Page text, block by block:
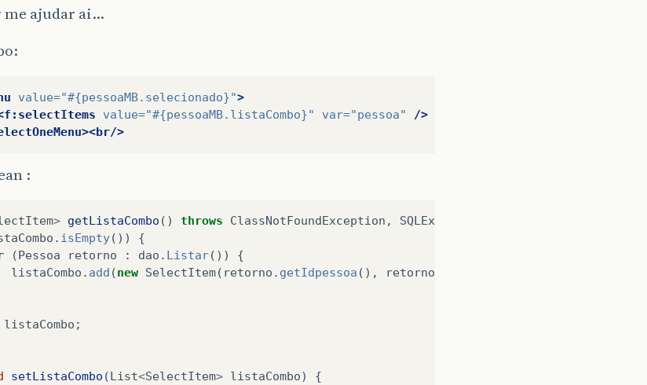
me ajudar ai…
value="#{pessoaMB.selecionado}">
value="#{pessoaMB.listaCombo}" var="pessoa"
/>
>
:
> getListaCombo () throws ClassNotFoundException , SQLException
. isEmpty())
{
(Pessoa retorno : dao . Listar())
{
listaCombo . add (new SelectItem( retorno . getIdpessoa (), retorno
listaCombo ;
setListaCombo (List<SelectItem> listaCombo)
{